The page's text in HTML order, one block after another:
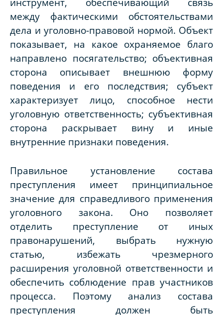
между фактическими обстоятельствами
дела и уголовно-правовой нормой. Объект
показывает, на какое охраняемое благо
направлено посягательство; объективная
сторона описывает внешнюю форму
поведения и его последствия; субъект
характеризует лицо, способное нести
уголовную ответственность; субъективная
сторона раскрывает вину и иные
внутренние признаки поведения.
Правильное установление состава
преступления имеет принципиальное
значение для справедливого применения
уголовного закона. Оно позволяет
отделить преступление от иных
правонарушений, выбрать нужную
статью, избежать чрезмерного
расширения уголовной ответственности и
обеспечить соблюдение прав участников
процесса. Поэтому анализ состава
преступления должен быть